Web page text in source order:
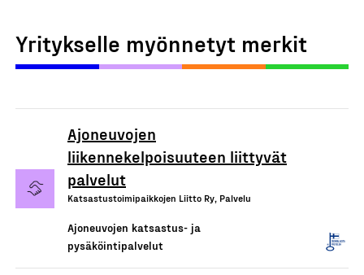
Yritykselle myönnetyt merkit
Ajoneuvojen
liikennekelpoisuuteen liittyvät
palvelut
Katsastustoimipaikkojen Liitto Ry, Palvelu
Ajoneuvojen katsastus- ja
pysäköintipalvelut